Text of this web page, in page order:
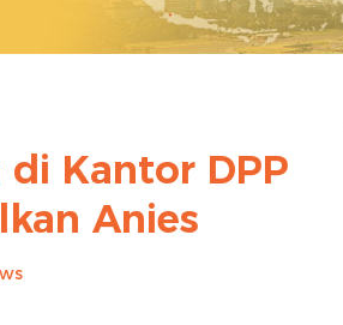
Kantor DPP
Anies